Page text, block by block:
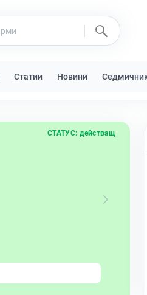
Статии Новини
СТАТУС: действащ